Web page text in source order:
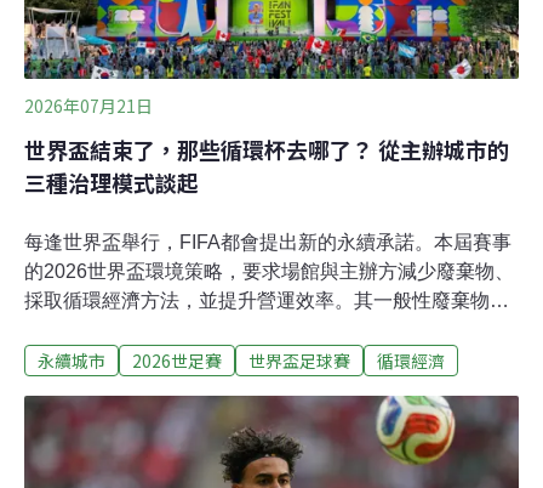
2026年07月21日
世界盃結束了，那些循環杯去哪了？ 從主辦城市的
三種治理模式談起
每逢世界盃舉行，FIFA都會提出新的永續承諾。本屆賽事
的2026世界盃環境策略，要求場館與主辦方減少廢棄物、
採取循環經濟方法，並提升營運效率。其一般性廢棄物政
時，則應優先重複使用，或採購含再生材料、可在賽後回
屆賽事中明確提出「循環經濟原則」。相較過去大型賽事
多將焦點放在垃圾桶、回收率與觀眾行為，這一轉變進一
步要求主辦單位思考：物品為何被採購？能否租賃或重複
永續城市 2026世足賽 世界盃足球賽 循環經濟